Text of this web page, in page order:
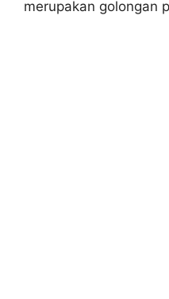
merupakan golongan